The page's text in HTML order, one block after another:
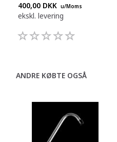
400,00 DKK u/Moms
ekskl. levering
ANDRE KØBTE OGSÅ